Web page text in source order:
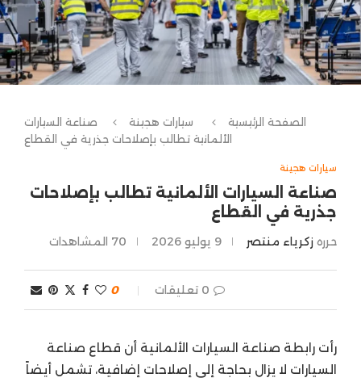
الصفحة الرئيسية سيارات هجينة
صناعة السيارات
الألمانية تطالب بإصلاحات جذرية في القطاع
سيارات هجينة
صناعة السيارات الألمانية تطالب بإصلاحات
جذرية في القطاع
حرره زكرياء منتصر 9 يوليو 2026 70 المشاهدات
0 تعليقات 0
رأت رابطة صناعة السيارات الألمانية أن قطاع صناعة
السيارات لا يزال بحاجة إلى إصلاحات إضافية، تشمل أيضاً